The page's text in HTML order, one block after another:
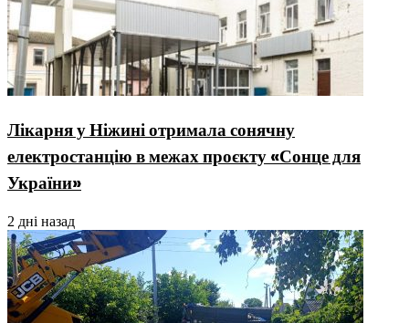
Лікарня у Ніжині отримала сонячну
електростанцію в межах проєкту «Сонце для
України»
2 дні назад